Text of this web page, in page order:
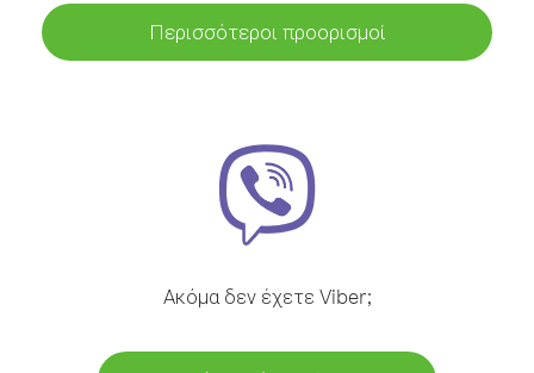
Περισσότεροι προορισμοί
Ακόμα δεν έχετε Viber;